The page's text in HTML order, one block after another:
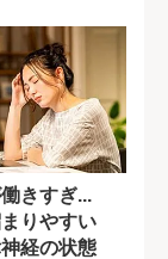
きすぎ...
まりやすい
経の状態